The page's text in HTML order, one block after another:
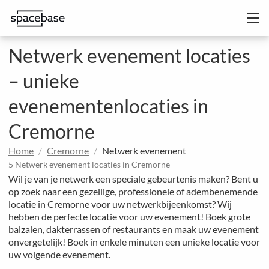
Netwerk evenement locaties
– unieke
evenementenlocaties in
Cremorne
Home Cremorne Netwerk evenement
5 Netwerk evenement locaties in Cremorne
Wil je van je netwerk een speciale gebeurtenis maken? Bent u
op zoek naar een gezellige, professionele of adembenemende
locatie in Cremorne voor uw netwerkbijeenkomst? Wij
hebben de perfecte locatie voor uw evenement! Boek grote
balzalen, dakterrassen of restaurants en maak uw evenement
onvergetelijk! Boek in enkele minuten een unieke locatie voor
uw volgende evenement.